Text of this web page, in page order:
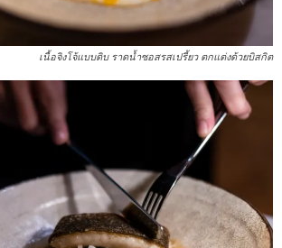
เนื้อจิงโจ้แบบดิบ ราดน้ำซอสรสเปรี้ยว ตกแต่งด้วยบิสกิต